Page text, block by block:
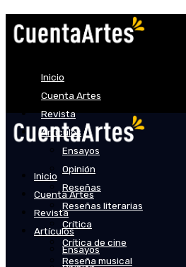
Inicio
Cuenta Artes
Revista
Artículos
Ensayos
Opinión
Reseñas
Reseñas literarias
Crítica
Crítica de cine
Reseña musical
Inicio
Cuenta Artes
Revista
Artículos
Ensayos